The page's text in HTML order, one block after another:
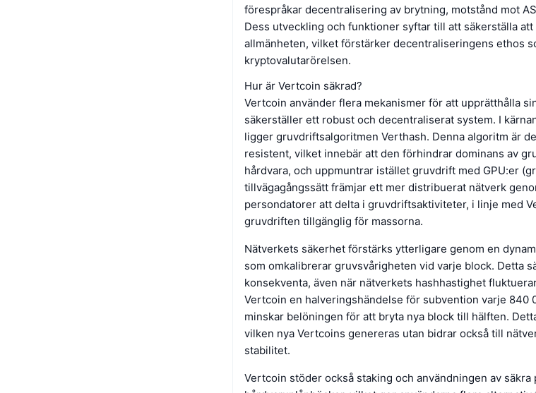
förespråkar decentralisering av brytning, motstånd mot
Dess utveckling och funktioner syftar till att säkerställa
allmänheten, vilket förstärker decentraliseringens ethos
kryptovalutarörelsen.
Hur är Vertcoin säkrad?
Vertcoin använder flera mekanismer för att upprätthålla
säkerställer ett robust och decentraliserat system. I
ligger gruvdriftsalgoritmen Verthash. Denna algoritm är
resistent, vilket innebär att den förhindrar dominans av
hårdvara, och uppmuntrar istället gruvdrift med GPU:er
tillvägagångssätt främjar ett mer distribuerat nätverk
persondatorer att delta i gruvdriftsaktiviteter, i linje med
gruvdriften tillgänglig för massorna.
Nätverkets säkerhet förstärks ytterligare genom en
som omkalibrerar gruvsvårigheten vid varje block. Detta
konsekventa, även när nätverkets hashhastighet
Vertcoin en halveringshändelse för subvention varje 840
minskar belöningen för att bryta nya block till hälften.
vilken nya Vertcoins genereras utan bidrar också till
stabilitet.
Vertcoin stöder också staking och användningen av säkra